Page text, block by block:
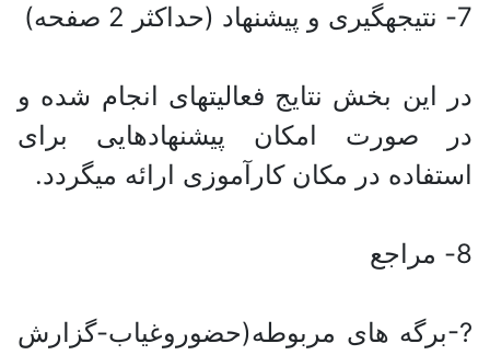
7- نتیجه‎گیری و پیشنهاد (حداکثر 2 صفحه)
در این بخش نتایج فعالیتهای انجام شده و
در صورت امکان پیشنهادهایی برای
استفاده در مکان کارآموزی ارائه می‎گردد.
8- مراجع
?-برگه های مربوطه(حضوروغیاب-گزارش